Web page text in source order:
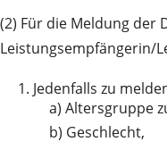
(2) Für die Meldung der
Leistungsempfängerin/
1. Jedenfalls zu
a) Altersgruppe
b) Geschlecht,